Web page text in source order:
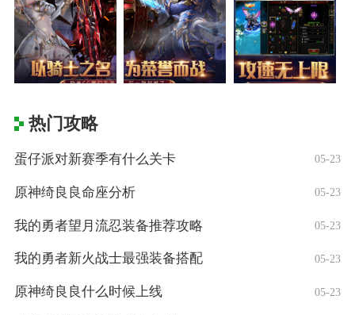
热门攻略
蛋仔派对新赛季有什么关卡 05-23
原神绮良良命座分析 05-23
我的勇者望月流忍装备推荐攻略 05-23
我的勇者新火战士最强装备搭配 05-23
原神绮良良什么时候上线 05-23